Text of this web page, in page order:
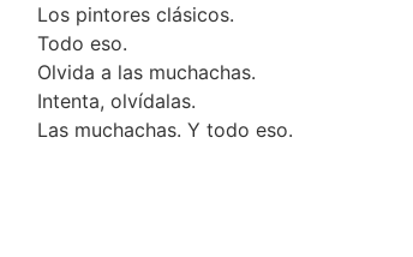
Los pintores clásicos.
Todo eso.
Olvida a las muchachas.
Intenta, olvídalas.
Las muchachas. Y todo eso.